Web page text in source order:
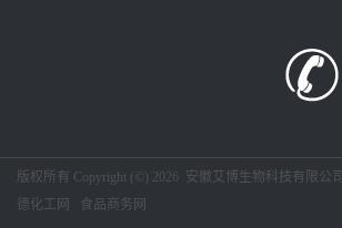
在
线
版权所有 Copyright (©) 2026 安徽艾博生物科技有限公司
德化工网
食品商务网